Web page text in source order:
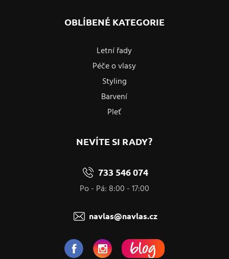
OBLÍBENÉ KATEGORIE
Letní řady
Péče o vlasy
Styling
Barvení
Pleť
NEVÍTE SI RADY?
733 546 074
Po - Pá: 8:00 - 17:00
navlas@navlas.cz